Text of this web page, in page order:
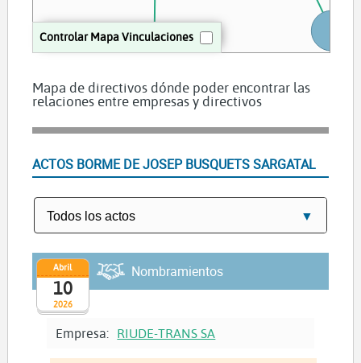
Controlar Mapa Vinculaciones
Joan Busquets Sitja
Manel Busquets Sargatal Teresa Sargatal Boadas
Mapa de directivos dónde poder encontrar las
relaciones entre empresas y directivos
ACTOS BORME DE JOSEP BUSQUETS SARGATAL
2026
Abril
10
Nombramientos
Empresa: RIUDE-TRANS SA